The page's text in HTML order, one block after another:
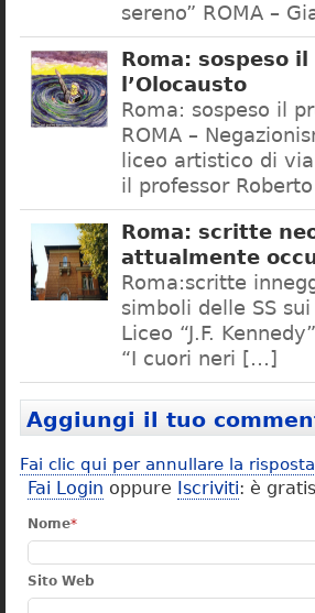
sereno” ROMA –
Roma: sospeso
l’Olocausto
Roma: sospeso il
ROMA –
liceo artistico di
il professor
Roma: scritte
attualmente
Roma:scritte
simboli delle SS
Liceo “J.F.
“I cuori neri […]
Aggiungi il tuo
Fai clic qui per annullare la
Fai Login oppure Iscriviti: è
Nome*
Sito Web